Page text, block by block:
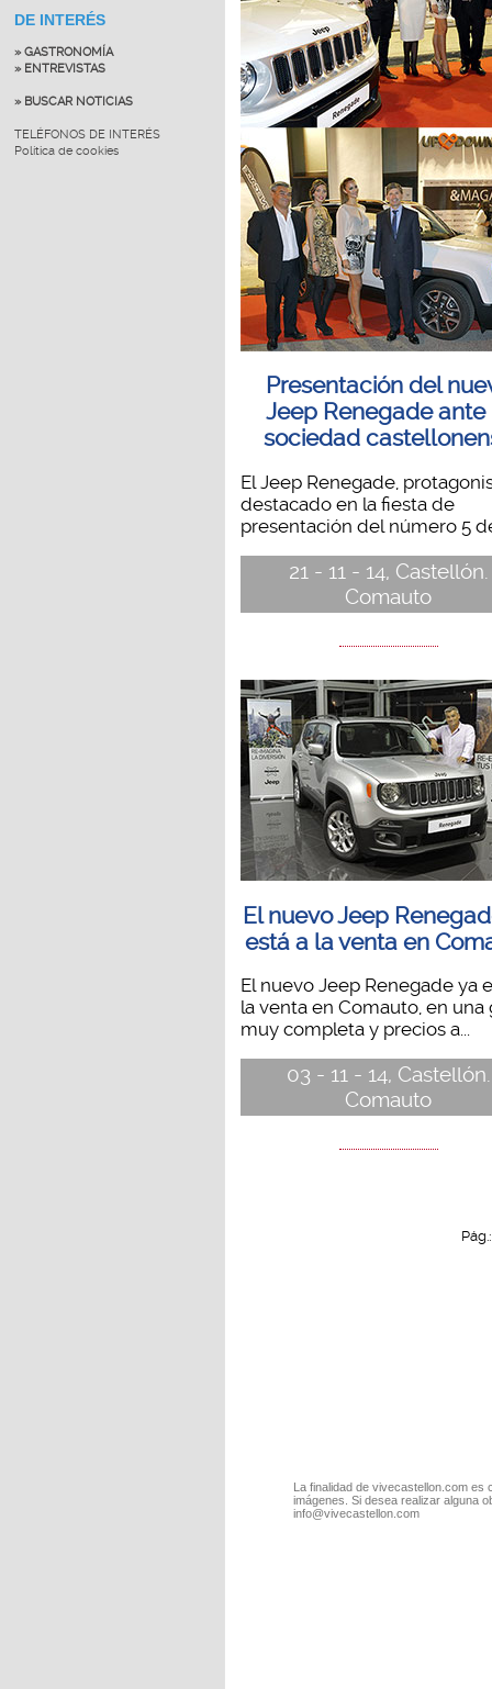
DE INTERÉS
» GASTRONOMÍA
» ENTREVISTAS
» BUSCAR NOTICIAS
TELÉFONOS DE INTERÉS
Política de cookies
Presentación del
Jeep Renegade ante
sociedad
El Jeep Renegade,
destacado en la fiesta de
presentación del número 5
21 - 11 - 14, Castellón.
Comauto
El nuevo Jeep
está a la venta en
El nuevo Jeep Renegade ya
la venta en Comauto, en una
muy completa y precios a...
03 - 11 - 14, Castellón.
Comauto
La finalidad de vivecastellon.com
imágenes. Si desea realizar alguna
info@vivecastellon.com